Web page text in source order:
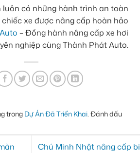
luôn có những hành trình an toàn
xe được nâng cấp hoàn hảo
– Đồng hành nâng cấp xe hơi
nghiệp cùng Thành Phát Auto.
trong Dự Án Đã Triển Khai . Đánh dấu
Chú Minh Nhật nâng cấp bi